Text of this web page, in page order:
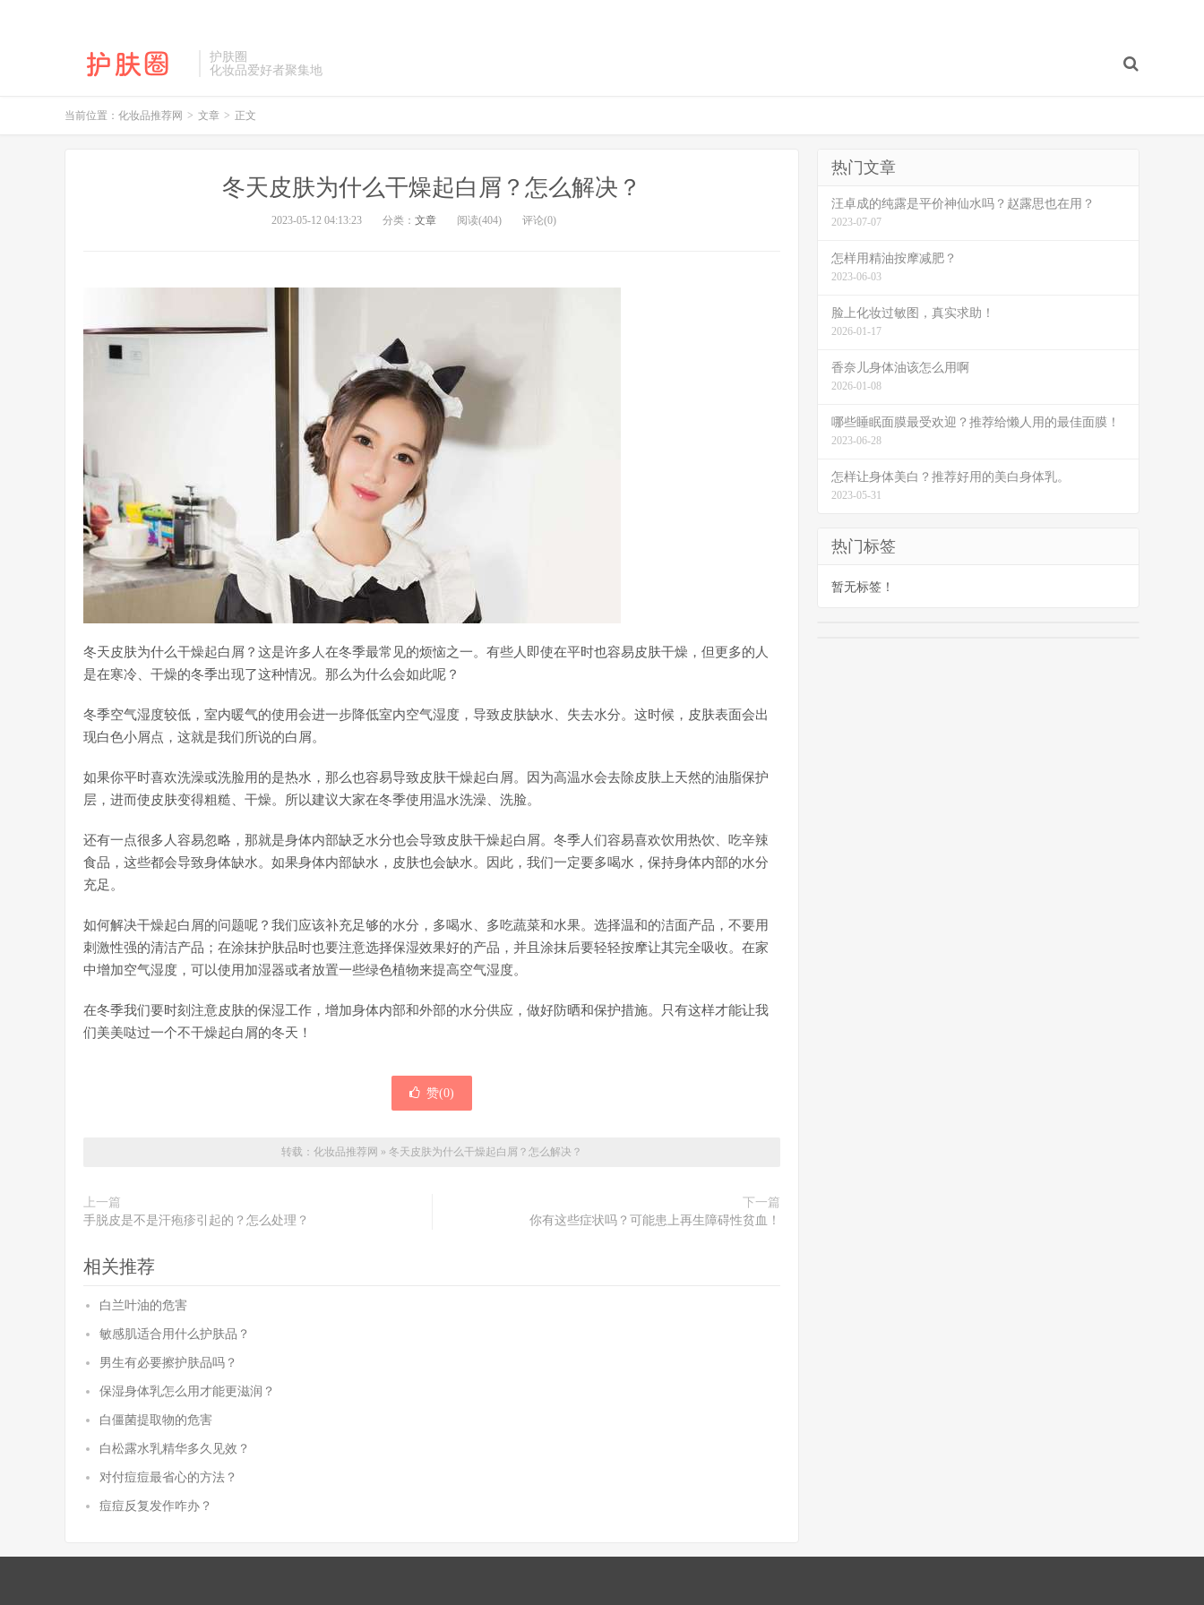
护肤圈
化妆品爱好者聚集地
当前位置： 化妆品推荐网 > 文章 > 正文
冬天皮肤为什么干燥起白屑？怎么解决？
2023-05-12 04:13:23 分类： 文章 阅读(404) 评论(0)
冬天皮肤为什么干燥起白屑？这是许多人在冬季最常见的烦恼之一。有些人即使在平时也容易皮肤干燥，但更多的人
是在寒冷、干燥的冬季出现了这种情况。那么为什么会如此呢？
冬季空气湿度较低，室内暖气的使用会进一步降低室内空气湿度，导致皮肤缺水、失去水分。这时候，皮肤表面会出
现白色小屑点，这就是我们所说的白屑。
如果你平时喜欢洗澡或洗脸用的是热水，那么也容易导致皮肤干燥起白屑。因为高温水会去除皮肤上天然的油脂保护
层，进而使皮肤变得粗糙、干燥。所以建议大家在冬季使用温水洗澡、洗脸。
还有一点很多人容易忽略，那就是身体内部缺乏水分也会导致皮肤干燥起白屑。冬季人们容易喜欢饮用热饮、吃辛辣
食品，这些都会导致身体缺水。如果身体内部缺水，皮肤也会缺水。因此，我们一定要多喝水，保持身体内部的水分
充足。
如何解决干燥起白屑的问题呢？我们应该补充足够的水分，多喝水、多吃蔬菜和水果。选择温和的洁面产品，不要用
刺激性强的清洁产品；在涂抹护肤品时也要注意选择保湿效果好的产品，并且涂抹后要轻轻按摩让其完全吸收。在家
中增加空气湿度，可以使用加湿器或者放置一些绿色植物来提高空气湿度。
在冬季我们要时刻注意皮肤的保湿工作，增加身体内部和外部的水分供应，做好防晒和保护措施。只有这样才能让我
们美美哒过一个不干燥起白屑的冬天！
赞(0)
转载： 化妆品推荐网 » 冬天皮肤为什么干燥起白屑？怎么解决？
上一篇
手脱皮是不是汗疱疹引起的？怎么处理？
下一篇
你有这些症状吗？可能患上再生障碍性贫血！
相关推荐
白兰叶油的危害
敏感肌适合用什么护肤品？
男生有必要擦护肤品吗？
保湿身体乳怎么用才能更滋润？
白僵菌提取物的危害
白松露水乳精华多久见效？
对付痘痘最省心的方法？
痘痘反复发作咋办？
热门文章
汪卓成的纯露是平价神仙水吗？赵露思也在用？
2023-07-07
怎样用精油按摩减肥？
2023-06-03
脸上化妆过敏图，真实求助！
2026-01-17
香奈儿身体油该怎么用啊
2026-01-08
哪些睡眠面膜最受欢迎？推荐给懒人用的最佳面膜！
2023-06-28
怎样让身体美白？推荐好用的美白身体乳。
2023-05-31
热门标签
暂无标签！